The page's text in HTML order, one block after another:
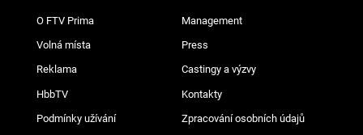
O FTV Prima Management
Volná místa Press
Reklama Castingy a výzvy
HbbTV Kontakty
Podmínky užívání Zpracování osobních údajů